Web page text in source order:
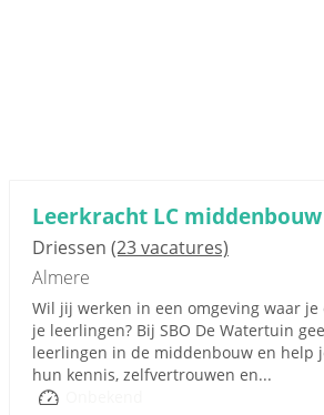
Leerkracht LC middenbouw
Driessen (23 vacatures)
Almere
Wil jij werken in een omgeving waar
je leerlingen? Bij SBO De Watertuin
leerlingen in de middenbouw en help
hun kennis, zelfvertrouwen en...